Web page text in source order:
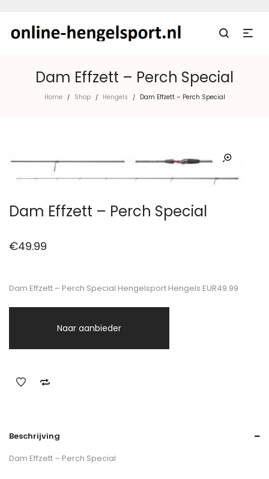
Dam Effzett – Perch Special
Home / Shop / Hengels / Dam Effzett – Perch Special
Dam Effzett – Perch Special
€49.99
Dam Effzett – Perch Special Hengelsport Hengels EUR49.99
Naar aanbieder
Beschrijving
Dam Effzett – Perch Special